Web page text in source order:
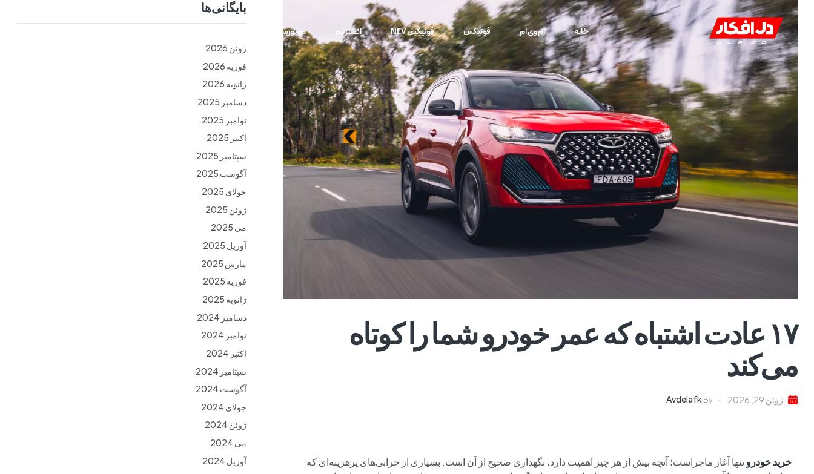
خانه ام وی ام فونیکس فونیکس NEV اکستریم موتورسیکلت
۱۷ عادت اشتباه که عمر خودرو شما را کوتاه
می‌کند
ژوئن 29, 2026 By
Avdelafk
خرید خودروتنها آغاز ماجراست؛ آنچه بیش از هر چیز اهمیت دارد، نگهداری صحیح از آن است. بسیاری از خرابی‌های پرهزینه‌ای که
بایگانی‌ها
ژوئن 2026
فوریه 2026
ژانویه 2026
دسامبر 2025
نوامبر 2025
اکتبر 2025
سپتامبر 2025
آگوست 2025
جولای 2025
ژوئن 2025
می 2025
آوریل 2025
مارس 2025
فوریه 2025
ژانویه 2025
دسامبر 2024
نوامبر 2024
اکتبر 2024
سپتامبر 2024
آگوست 2024
جولای 2024
ژوئن 2024
می 2024
آوریل 2024